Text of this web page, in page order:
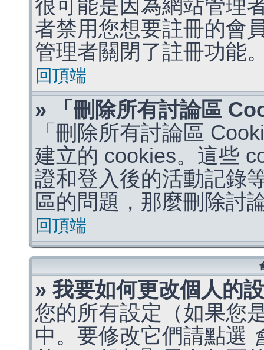
很可能是因為網站管理
者禁用您想要註冊的會
管理者關閉了註冊功能
回頂端
» 「刪除所有討論區
「刪除所有討論區
建立的 cookies。這些
證和登入後的活動記錄
區的問題，那麼刪除討
回頂端
» 我要如何更改個人的
您的所有設定（如果您
中。要修改它們請點選